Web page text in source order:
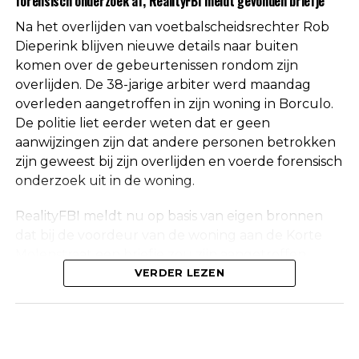
Een vaste waarde in de Nederlandse
arbitrage
Met het overlijden van Rob Dieperink verliest het
Nederlandse voetbal een scheidsrechter die
jarenlang actief was op het hoogste niveau.
het amateurvoetbal en werkte zich stap voor stap
toegewezen, waarna uiteindelijk ook de Eredivisie
Na het overlijden van voetbalscheidsrechter Rob
Dieperink blijven nieuwe details naar buiten
komen over de gebeurtenissen rondom zijn
overlijden. De 38-jarige arbiter werd maandag
overleden aangetroffen in zijn woning in Borculo.
De politie liet eerder weten dat er geen
aanwijzingen zijn dat andere personen betrokken
zijn geweest bij zijn overlijden en voerde forensisch
onderzoek uit in de woning.
RealityFBI meldt nu op basis van eigen bronnen
waarop Dieperink een persoonlijke boodschap had
VERDER LEZEN